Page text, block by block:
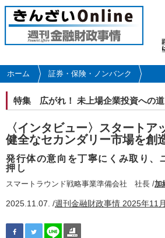
メ
イ
コ
テ
ン
ツ
に
動
ホーム 証券・保険・ノンバンク
特集 広がれ！ 未上場企業投資への道
〈インタビュー〉スタートア
健全なセカンダリー市場を創
発行体の意向を丁寧にくみ取り、
押し
スマートラウンド戦略事業準備会社 社長 /加
2025.11.07. /週刊金融財政事情 2025年11